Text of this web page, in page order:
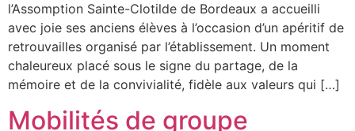
l’Assomption Sainte-Clotilde de Bordeaux a accueilli
avec joie ses anciens élèves à l’occasion d’un apéritif de
retrouvailles organisé par l’établissement. Un moment
chaleureux placé sous le signe du partage, de la
mémoire et de la convivialité, fidèle aux valeurs qui […]
Mobilités de groupe